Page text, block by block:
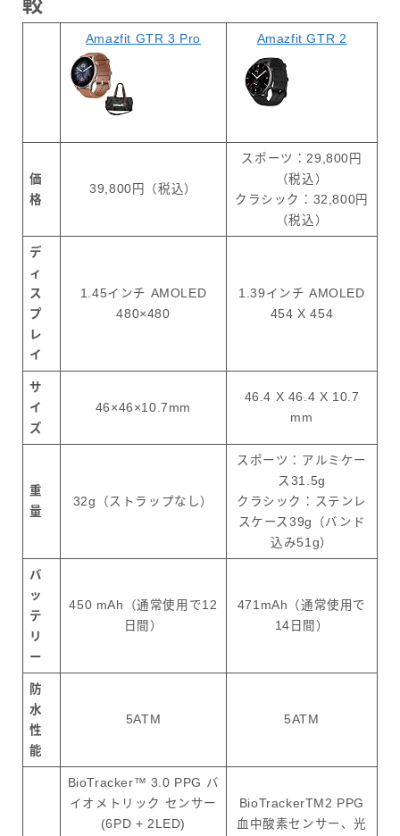
Amazfit GTR 3 Pro Amazfit GTR 2
価
格
39,800円（税込）
スポーツ：29,800円
（税込）
クラシック：32,800円
（税込）
デ
ィ
ス
プ
レ
イ
1.45インチ AMOLED
480×480
1.39インチ AMOLED
454 X 454
サ
イ
ズ
46×46×10.7mm
46.4 X 46.4 X 10.7
mm
重
量
32g（ストラップなし）
スポーツ：アルミケー
ス31.5g
クラシック：ステンレ
スケース39g（バンド
込み51g）
バ
ッ
テ
リ
ー
450 mAh（通常使用で12
日間）
471mAh（通常使用で
14日間）
防
水
性
能
5ATM 5ATM
BioTracker™ 3.0 PPG バ
イオメトリック センサー
(6PD + 2LED)
BioTrackerTM2 PPG
血中酸素センサー、光